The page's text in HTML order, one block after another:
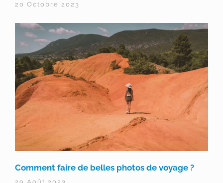
20 Octobre 2023
Comment faire de belles photos de voyage ?